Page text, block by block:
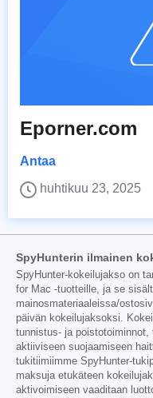
Eporner.com
Antaa
huhtikuu 23, 2025
SpyHunterin ilmainen
SpyHunter-kokeilujakso on
for Mac -tuotteille, ja se
mainosmateriaaleissa/
päivän kokeilujaksoksi.
tunnistus- ja
aktiiviseen suojaamiseen
tukitiimiimme SpyHunter-
maksuja etukäteen
aktivoimiseen vaaditaan